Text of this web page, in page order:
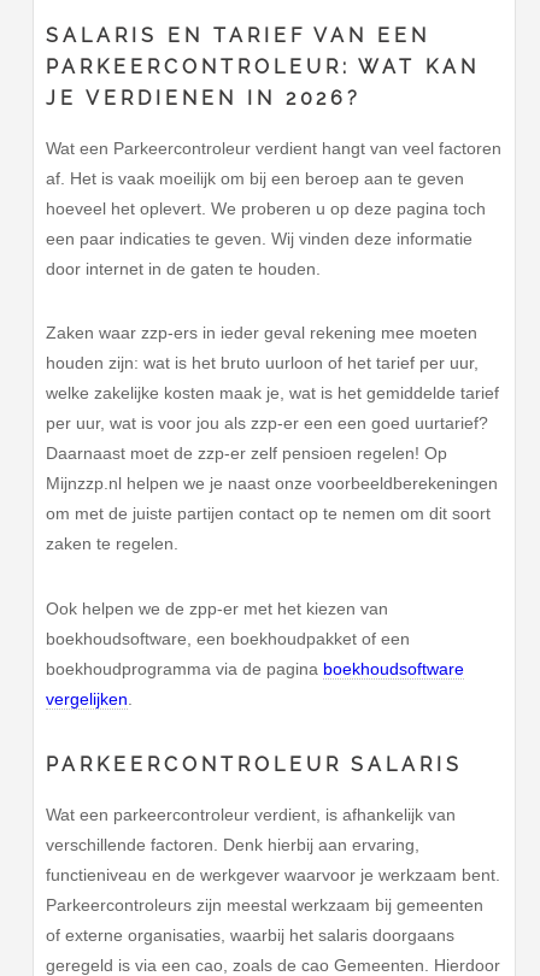
SALARIS EN TARIEF VAN EEN
PARKEERCONTROLEUR: WAT KAN
JE VERDIENEN IN 2026?
Wat een Parkeercontroleur verdient hangt van veel factoren
af. Het is vaak moeilijk om bij een beroep aan te geven
hoeveel het oplevert. We proberen u op deze pagina toch
een paar indicaties te geven. Wij vinden deze informatie
door internet in de gaten te houden.
Zaken waar zzp-ers in ieder geval rekening mee moeten
houden zijn: wat is het bruto uurloon of het tarief per uur,
welke zakelijke kosten maak je, wat is het gemiddelde tarief
per uur, wat is voor jou als zzp-er een een goed uurtarief?
Daarnaast moet de zzp-er zelf pensioen regelen! Op
Mijnzzp.nl helpen we je naast onze voorbeeldberekeningen
om met de juiste partijen contact op te nemen om dit soort
zaken te regelen.
Ook helpen we de zpp-er met het kiezen van
boekhoudsoftware, een boekhoudpakket of een
boekhoudprogramma via de pagina boekhoudsoftware
vergelijken
PARKEERCONTROLEUR SALARIS
Wat een parkeercontroleur verdient, is afhankelijk van
verschillende factoren. Denk hierbij aan ervaring,
functieniveau en de werkgever waarvoor je werkzaam bent.
Parkeercontroleurs zijn meestal werkzaam bij gemeenten
of externe organisaties, waarbij het salaris doorgaans
geregeld is via een cao, zoals de cao Gemeenten. Hierdoor